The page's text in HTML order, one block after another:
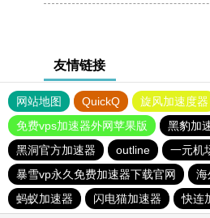
友情链接
网站地图 QuickQ 旋风加速度器
免费vps加速器外网苹果版
黑豹加
黑洞官方加速器
outline 一元机
暴雪vp永久免费加速器下载官网
海
蚂蚁加速器
闪电猫加速器 快连